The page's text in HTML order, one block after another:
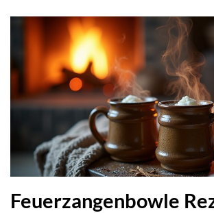
Feuerzangenbowle